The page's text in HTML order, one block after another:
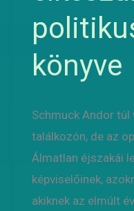
könyve
Schmuck Andor
találkozón, de az
Álmatlan éjszakái
képviselőinek,
akiknek az elmúlt